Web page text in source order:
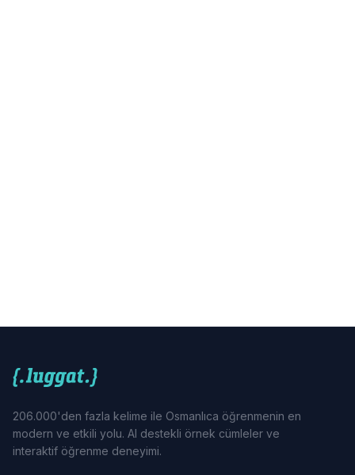
206.000'den fazla kelime ile Osmanlıca öğrenmenin en
modern ve etkili yolu. AI destekli örnek cümleler ve
interaktif öğrenme deneyimi.